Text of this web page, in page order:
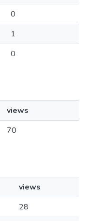
0
1
0
views
70
views
28